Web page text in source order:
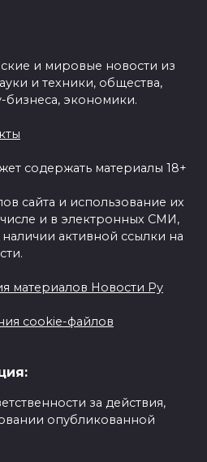
и мировые новости из
и техники, общества,
бизнеса, экономики.
содержать материалы 18+
сайта и использование их
и в электронных СМИ,
активной ссылки на
материалов Новости Ру
cookie-файлов
за действия,
опубликованной